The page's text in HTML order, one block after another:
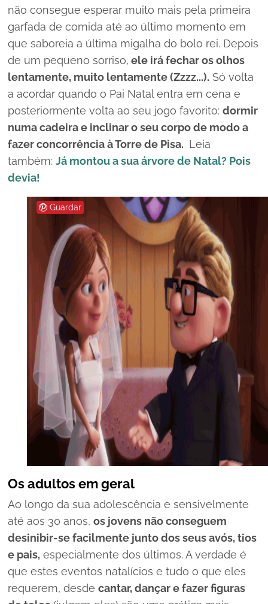
não consegue esperar muito mais pela primeira
garfada de comida até ao último momento em
que saboreia a última migalha do bolo rei. Depois
de um pequeno sorriso, ele irá fechar os olhos
lentamente, muito lentamente (Zzzz...). Só volta
a acordar quando o Pai Natal entra em cena e
posteriormente volta ao seu jogo favorito: dormir
numa cadeira e inclinar o seu corpo de modo a
fazer concorrência à Torre de Pisa. Leia
também: Já montou a sua árvore de Natal? Pois
devia!
Guardar
Os adultos em geral
Ao longo da sua adolescência e sensivelmente
até aos 30 anos, os jovens não conseguem
desinibir-se facilmente junto dos seus avós, tios
e pais, especialmente dos últimos. A verdade é
que estes eventos natalícios e tudo o que eles
requerem, desde cantar, dançar e fazer figuras